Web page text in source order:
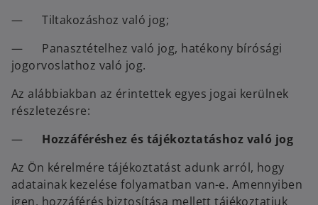
— Tiltakozáshoz való jog;
— Panasztételhez való jog, hatékony bírósági
jogorvoslathoz való jog.
Az alábbiakban az érintettek egyes jogai kerülnek
részletezésre:
— Hozzáféréshez és tájékoztatáshoz való jog
Az Ön kérelmére tájékoztatást adunk arról, hogy
adatainak kezelése folyamatban van-e. Amennyiben
igen, hozzáférés biztosítása mellett tájékoztatjuk